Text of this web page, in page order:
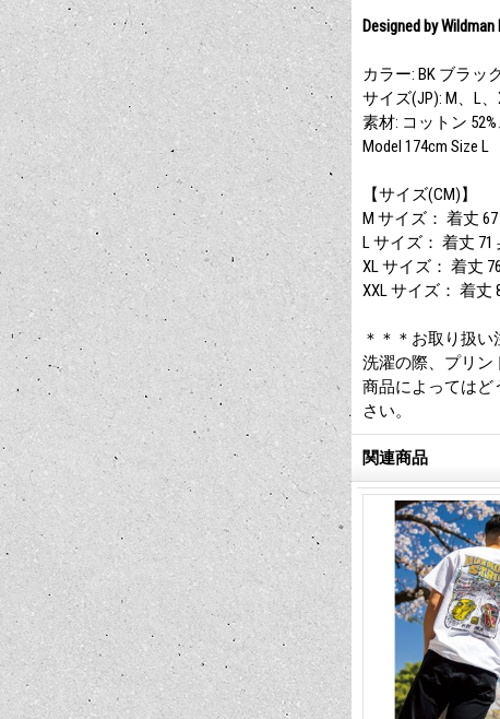
Designed by Wildman
カラー: BK ブラッ
サイズ(JP): M、L、
素材: コットン
Model 174cm Size L
【サイズ(CM)】
M サイズ： 着丈
L サイズ： 着丈 71
XL サイズ： 着丈
XXL サイズ： 着丈
＊＊＊お取り扱い
洗濯の際、プリン
商品によってはど
さい。
関連商品